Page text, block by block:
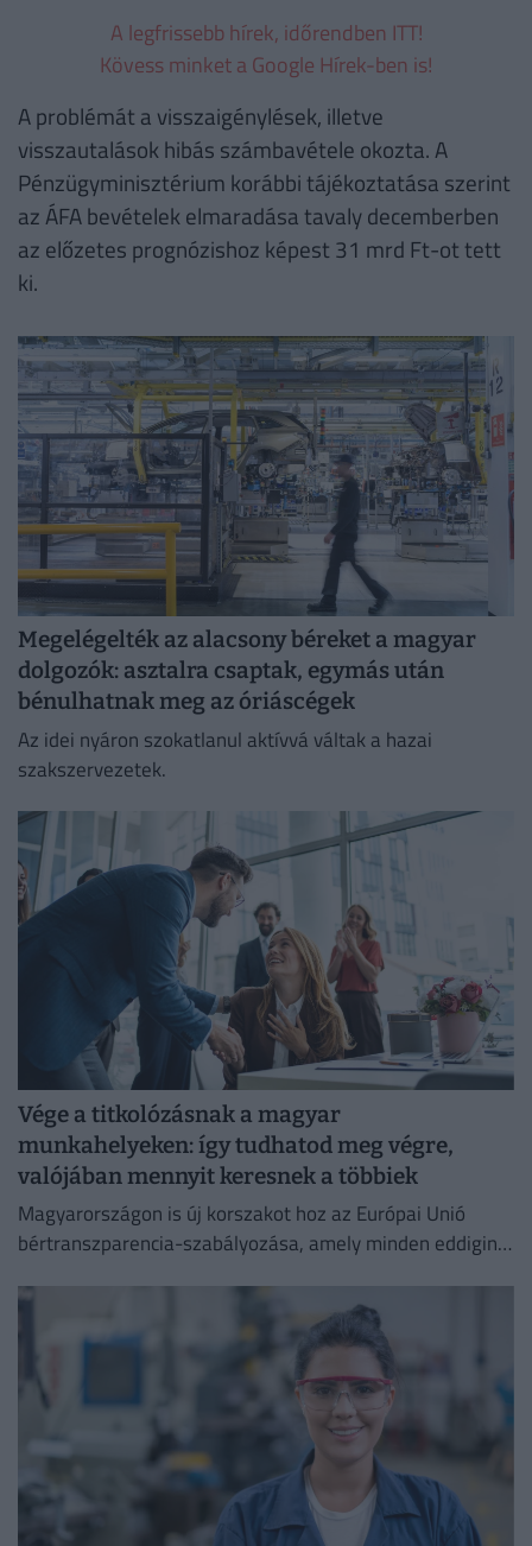
A legfrissebb hírek, időrendben ITT!
Kövess minket a Google Hírek-ben is!
A problémát a visszaigénylések, illetve
visszautalások hibás számbavétele okozta. A
Pénzügyminisztérium korábbi tájékoztatása szerint
az ÁFA bevételek elmaradása tavaly decemberben
az előzetes prognózishoz képest 31 mrd Ft-ot tett
ki.
Megelégelték az alacsony béreket a magyar
dolgozók: asztalra csaptak, egymás után
bénulhatnak meg az óriáscégek
Az idei nyáron szokatlanul aktívvá váltak a hazai
szakszervezetek.
Vége a titkolózásnak a magyar
munkahelyeken: így tudhatod meg végre,
valójában mennyit keresnek a többiek
Magyarországon is új korszakot hoz az Európai Unió
bértranszparencia-szabályozása, amely minden eddiginél